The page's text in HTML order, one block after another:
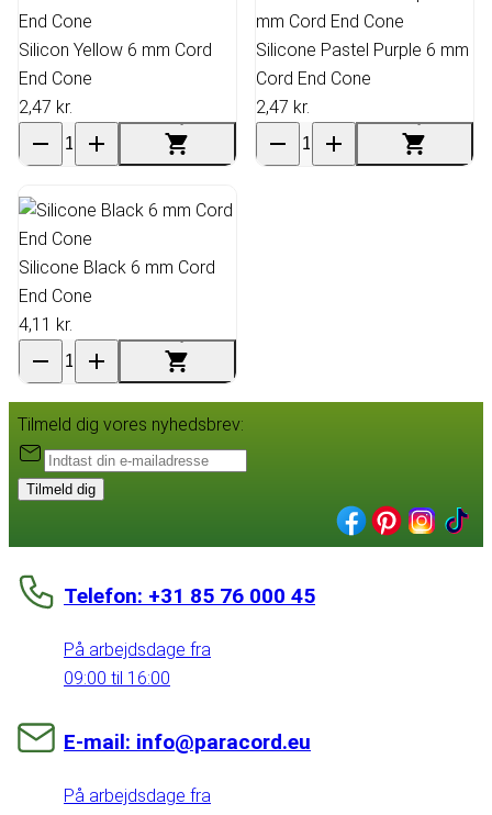
Silicon Yellow 6 mm Cord
End Cone
2,47 kr.
Silicone Pastel Purple 6 mm
Cord End Cone
2,47 kr.
Silicone Black 6 mm Cord
End Cone
4,11 kr.
Tilmeld dig vores nyhedsbrev:
Tilmeld dig
Telefon: +31 85 76 000 45
På arbejdsdage fra
09:00 til 16:00
E-mail: info@paracord.eu
På arbejdsdage fra